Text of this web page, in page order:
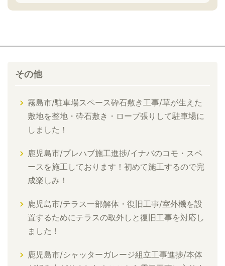
その他
霧島市/駐車場スペース砕石敷き工事/草が生えた
敷地を整地・砕石敷き・ロープ張りして駐車場に
しました！
鹿児島市/プレハブ施工進捗/イナバのコモ・スペ
ースを施工しております！初めて施工するので完
成楽しみ！
鹿児島市/テラス一部解体・復旧工事/室外機を設
置するためにテラスの取外しと復旧工事を対応し
ました！
鹿児島市/シャッターガレージ組立工事進捗/本体